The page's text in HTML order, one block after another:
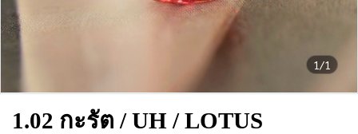
1/1
1.02 กะรัต / UH / LOTUS